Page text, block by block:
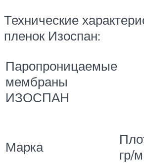
Технические
пленок Изоспан:
Паропроницаемые
мембраны
ИЗОСПАН
Марка
гр/